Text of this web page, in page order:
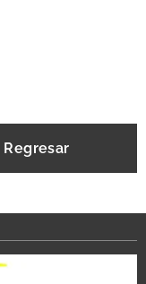
Regresar